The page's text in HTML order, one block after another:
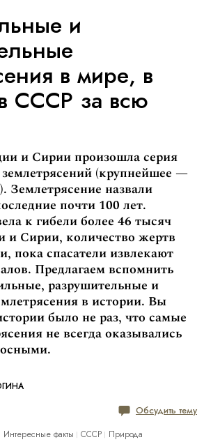
и
в мире, в
СССР за всю
и Сирии произошла серия
(крупнейшее —
Землетрясение назвали
почти 100 лет.
к гибели более 46 тысяч
и Сирии, количество жертв
пока спасатели извлекают
Предлагаем вспомнить
разрушительные и
в истории. Вы
было не раз, что самые
не всегда оказывались
Обсудить тему
Интересные факты СССР Природа